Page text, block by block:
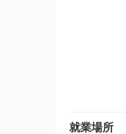
就業場所